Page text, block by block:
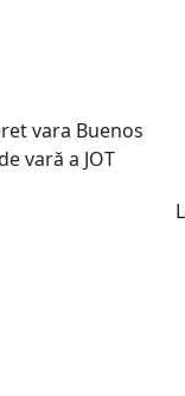
vara Buenos
vară a JOT